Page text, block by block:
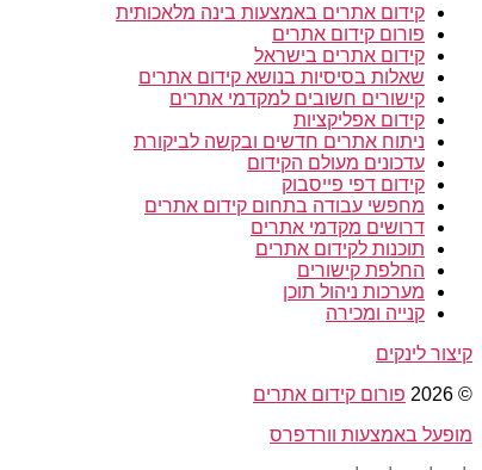
קידום אתרים באמצעות בינה מלאכותית
פורום קידום אתרים
קידום אתרים בישראל
שאלות בסיסיות בנושא קידום אתרים
קישורים חשובים למקדמי אתרים
קידום אפליקציות
ניתוח אתרים חדשים ובקשה לביקורת
עדכונים מעולם הקידום
קידום דפי פייסבוק
מחפשי עבודה בתחום קידום אתרים
דרושים מקדמי אתרים
תוכנות לקידום אתרים
החלפת קישורים
מערכות ניהול תוכן
קנייה ומכירה
קיצור לינקים
© 2026
פורום קידום אתרים
מופעל באמצעות וורדפרס